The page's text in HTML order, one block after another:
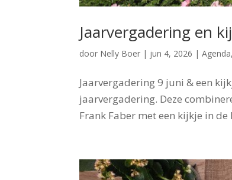
Jaarvergadering en
door Nelly Boer | jun 4, 2026 |Agenda,
Jaarvergadering 9 juni & een
jaarvergadering. Deze
Frank Faber met een kijkje in